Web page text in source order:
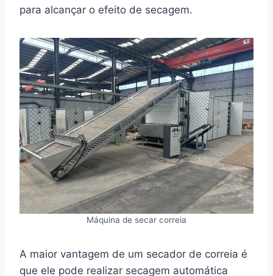
para alcançar o efeito de secagem.
Máquina de secar correia
A maior vantagem de um secador de correia é
que ele pode realizar secagem automática